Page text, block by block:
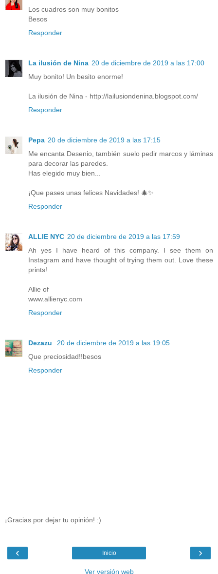
Los cuadros son muy bonitos
Besos
Responder
La ilusión de Nina 20 de diciembre de 2019 a las 17:00
Muy bonito! Un besito enorme!
La ilusión de Nina - http://lailusiondenina.blogspot.com/
Responder
Pepa 20 de diciembre de 2019 a las 17:15
Me encanta Desenio, también suelo pedir marcos y láminas
para decorar las paredes.
Has elegido muy bien...
¡Que pases unas felices Navidades! 🎄✨
Responder
ALLIE NYC 20 de diciembre de 2019 a las 17:59
Ah yes I have heard of this company. I see them on
Instagram and have thought of trying them out. Love these
prints!
Allie of
www.allienyc.com
Responder
Dezazu
20 de diciembre de 2019 a las 19:05
Que preciosidad!!besos
Responder
¡Gracias por dejar tu opinión! :)
‹ ›
Inicio
Ver versión web